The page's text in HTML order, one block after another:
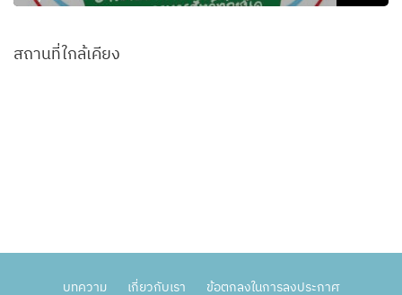
สถานที่ใกล้เคียง
บทความ เกี่ยวกับเรา ข้อตกลงในการลงประกาศ